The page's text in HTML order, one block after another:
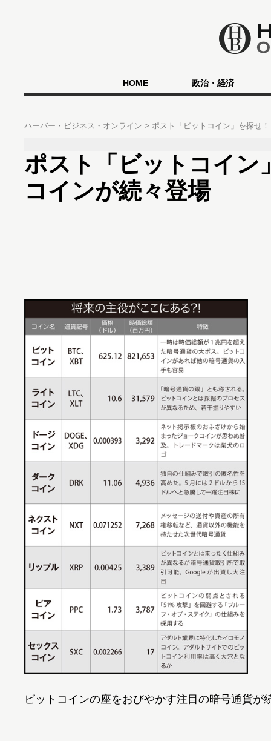
HOME 政治・経済
ハーバー・ビジネス・オンライン ポスト「ビットコイン」を探せ
ポスト「ビットコイン
コインが続々登場
ビットコインの座をおびやかす注目の暗号通貨が